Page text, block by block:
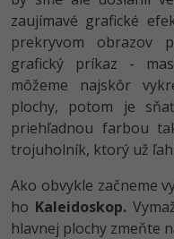
Copywriting -
MS Office -80%
Google
Time
Fórum
Adobe
Adobe After
Blender -80%
zaujímavé grafické
prekryvom obrazov
grafický príkaz -
môžeme najskôr
plochy, potom je
priehľadnou farbou
trojuholník, ktorý už
Ako obvykle začneme
ho Kaleidoskop.
hlavnej plochy zmeňte